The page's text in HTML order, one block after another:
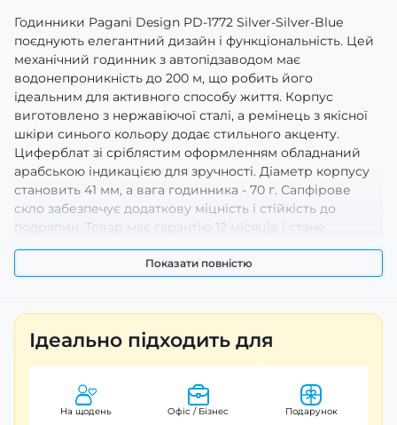
Годинники Pagani Design PD-1772 Silver-Silver-Blue
поєднують елегантний дизайн і функціональність. Цей
механічний годинник з автопідзаводом має
водонепроникність до 200 м, що робить його
ідеальним для активного способу життя. Корпус
виготовлено з нержавіючої сталі, а ремінець з якісної
шкіри синього кольору додає стильного акценту.
Циферблат зі сріблястим оформленням обладнаний
арабською індикацією для зручності. Діаметр корпусу
становить 41 мм, а вага годинника - 70 г. Сапфірове
скло забезпечує додаткову міцність і стійкість до
подряпин. Товар має гарантію 12 місяців і стане
Показати повністю
Ідеально підходить для
На щодень Офіс / Бізнес Подарунок